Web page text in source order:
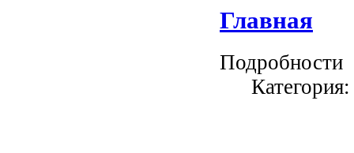
Главная
Подробности